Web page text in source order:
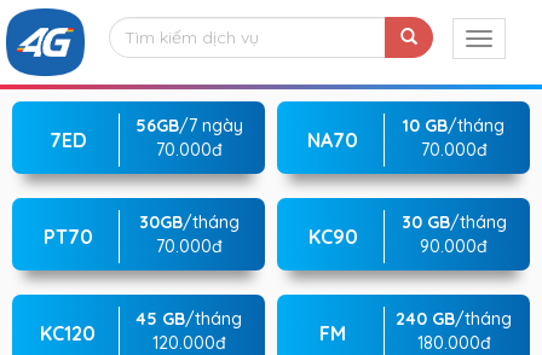
7ED
56GB/7 ngày
70.000đ
NA70
10 GB/tháng
70.000đ
PT70
30GB/tháng
70.000đ
KC90
30 GB/tháng
90.000đ
KC120
45 GB/tháng
120.000đ
FM
240 GB/tháng
180.000đ